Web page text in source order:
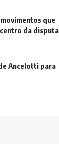
que
da disputa
Ancelotti para